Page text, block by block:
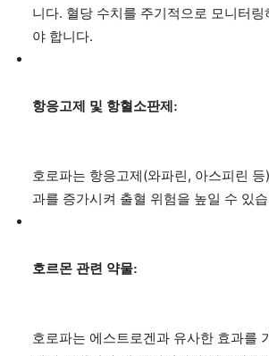
니다. 혈당 수치를 주기적으로 모니터
야 합니다.
항응고제 및 항혈소판제:
호로파는 항응고제(와파린, 아스피린
과를 증가시켜 출혈 위험을 높일 수 있
호르몬 관련 약물:
호로파는 에스트로겐과 유사한 효과를